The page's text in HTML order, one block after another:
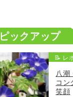
ピックアップ
📝 レ
八潮
コ
笑顔